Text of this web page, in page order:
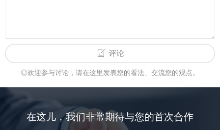
评论
◎欢迎参与讨论，请在这里发表您的看法、交流您的观点。
在这儿，我们非常期待与您的首次合作